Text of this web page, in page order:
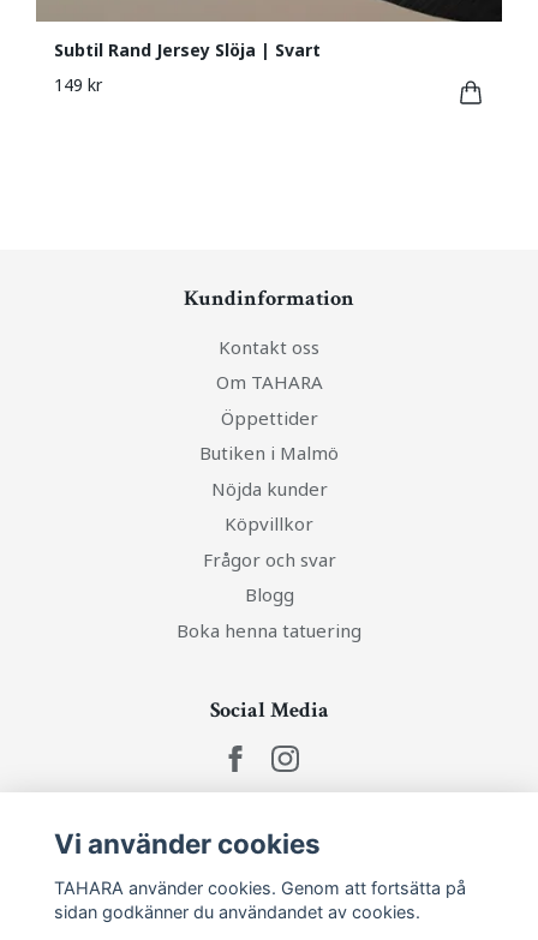
Subtil Rand Jersey Slöja | Svart
149 kr
Kundinformation
Kontakt oss
Om TAHARA
Öppettider
Butiken i Malmö
Nöjda kunder
Köpvillkor
Frågor och svar
Blogg
Boka henna tatuering
Social Media
Ta del av senaste nytt och unika erbjudanden!
Prenumerera
Vi använder cookies
TAHARA använder cookies. Genom att fortsätta på
sidan godkänner du användandet av cookies.